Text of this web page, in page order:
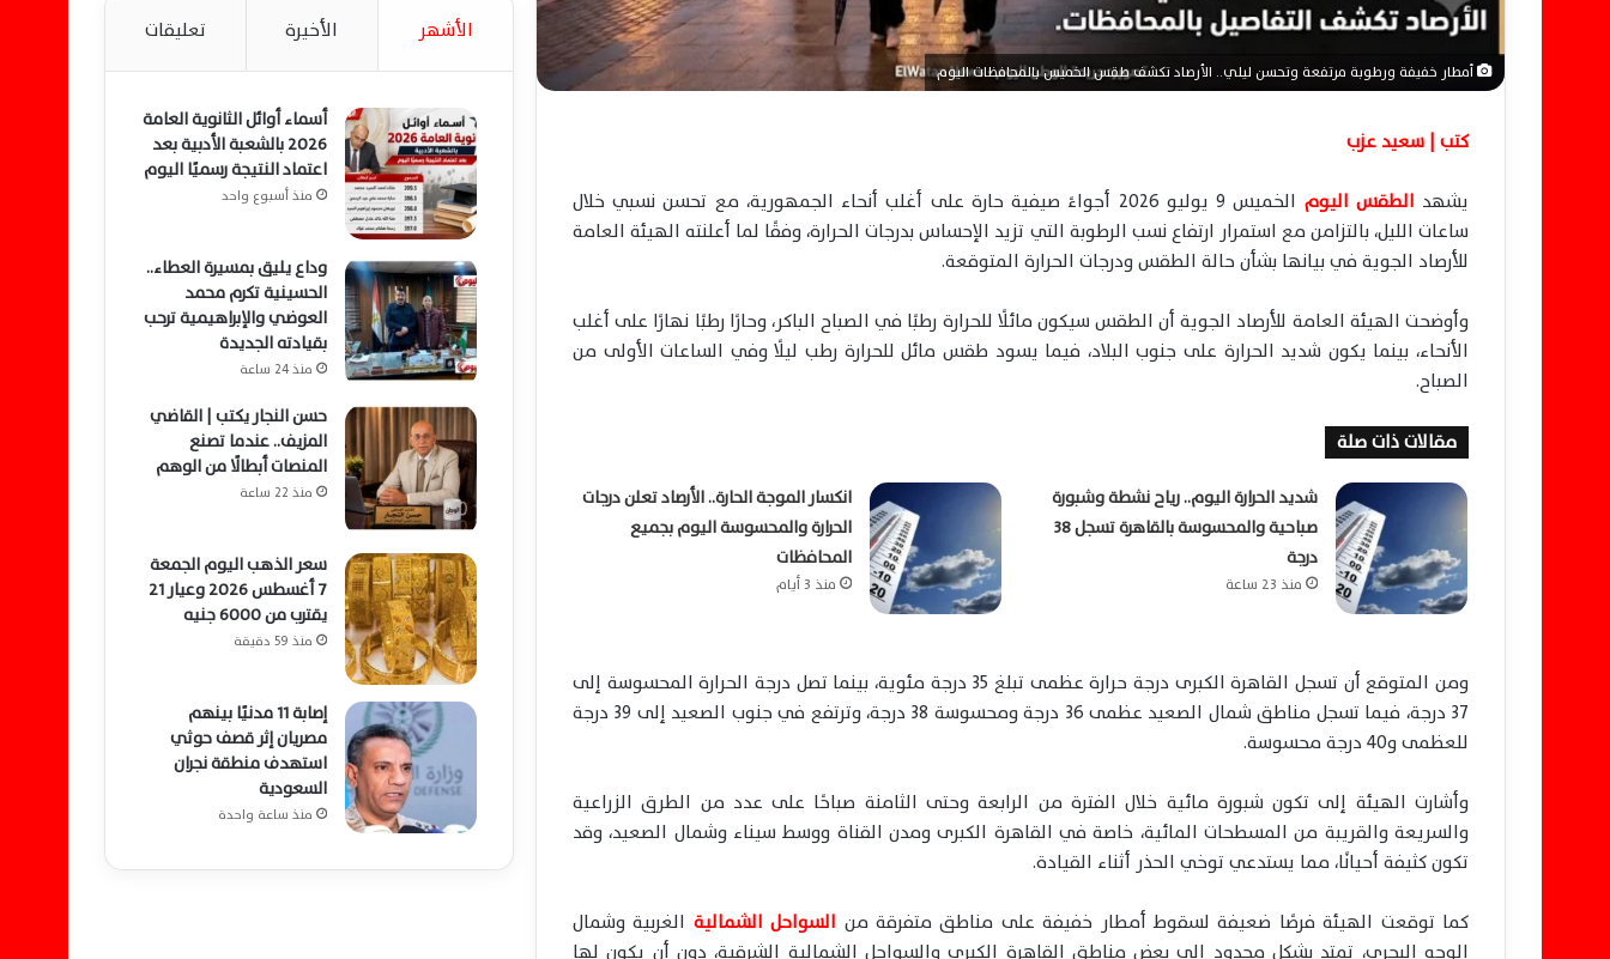
أمطار خفيفة ورطوبة مرتفعة وتحسن ليلي.. الأرصاد تكشف طقس الخميس بالمحافظات اليوم
كتب | سعيد عزب
يشهد الطقس اليوم
الخميس 9 يوليو 2026 أجواءً صيفية حارة على أغلب أنحاء الجمهورية، مع تحسن نسبي خلال
ساعات الليل، بالتزامن مع استمرار ارتفاع نسب الرطوبة التي تزيد الإحساس بدرجات الحرارة، وفقًا لما أعلنته الهيئة العامة
للأرصاد الجوية في بيانها بشأن حالة الطقس ودرجات الحرارة المتوقعة.
وأوضحت الهيئة العامة للأرصاد الجوية أن الطقس سيكون مائلًا للحرارة رطبًا في الصباح الباكر، وحارًا رطبًا نهارًا على أغلب
الأنحاء، بينما يكون شديد الحرارة على جنوب البلاد، فيما يسود طقس مائل للحرارة رطب ليلًا وفي الساعات الأولى من
الصباح.
مقالات ذات صلة
شديد الحرارة اليوم.. رياح نشطة وشبورة
صباحية والمحسوسة بالقاهرة تسجل 38
درجة
منذ 23 ساعة
انكسار الموجة الحارة.. الأرصاد تعلن درجات
الحرارة والمحسوسة اليوم بجميع
المحافظات
منذ 3 أيام
ومن المتوقع أن تسجل القاهرة الكبرى درجة حرارة عظمى تبلغ 35 درجة مئوية، بينما تصل درجة الحرارة المحسوسة إلى
37 درجة، فيما تسجل مناطق شمال الصعيد عظمى 36 درجة ومحسوسة 38 درجة، وترتفع في جنوب الصعيد إلى 39 درجة
للعظمى و40 درجة محسوسة.
وأشارت الهيئة إلى تكون شبورة مائية خلال الفترة من الرابعة وحتى الثامنة صباحًا على عدد من الطرق الزراعية
والسريعة والقريبة من المسطحات المائية، خاصة في القاهرة الكبرى ومدن القناة ووسط سيناء وشمال الصعيد، وقد
تكون كثيفة أحيانًا، مما يستدعي توخي الحذر أثناء القيادة.
كما توقعت الهيئة فرصًا ضعيفة لسقوط أمطار خفيفة على مناطق متفرقة من السواحل الشمالية الغربية وشمال
الوجه البحري، تمتد بشكل محدود إلى بعض مناطق القاهرة الكبرى والسواحل الشمالية الشرقية، دون أن يكون لها
الأشهر الأخيرة تعليقات
أسماء أوائل الثانوية العامة
2026 بالشعبة الأدبية بعد
اعتماد النتيجة رسميًا اليوم
منذ أسبوع واحد
وداع يليق بمسيرة العطاء..
الحسينية تكرم محمد
العوضي والإبراهيمية ترحب
بقيادته الجديدة
منذ 24 ساعة
حسن النجار يكتب | القاضي
المزيف.. عندما تصنع
المنصات أبطالًا من الوهم
منذ 22 ساعة
سعر الذهب اليوم الجمعة
7 أغسطس 2026 وعيار 21
يقترب من 6000 جنيه
منذ 59 دقيقة
إصابة 11 مدنيًا بينهم
مصريان إثر قصف حوثي
استهدف منطقة نجران
السعودية
منذ ساعة واحدة